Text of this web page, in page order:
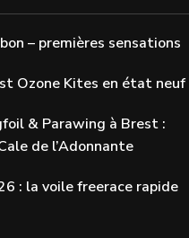
– premières sensations
Ozone Kites en état neuf
& Parawing à Brest :
de l’Adonnante
: la voile freerace rapide